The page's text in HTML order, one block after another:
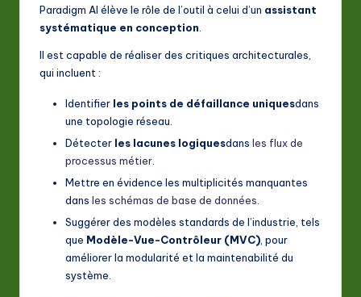
Paradigm AI élève le rôle de l’outil à celui d’un assistant
systématique en conception
Il est capable de réaliser des critiques architecturales,
qui incluent :
Identifier les points de défaillance uniquesdans
une topologie réseau.
Détecter les lacunes logiquesdans les flux de
processus métier.
Mettre en évidence les multiplicités manquantes
dans les schémas de base de données.
Suggérer des modèles standards de l’industrie, tels
que Modèle-Vue-Contrôleur (MVC), pour
améliorer la modularité et la maintenabilité du
système.